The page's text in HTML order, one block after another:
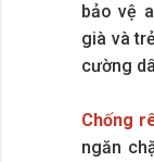
bảo vệ
già và
cường
Chống
ngăn